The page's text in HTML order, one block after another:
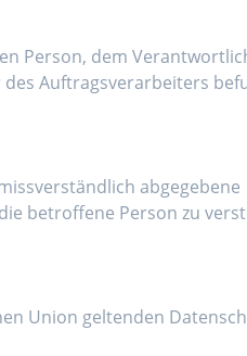
Person, dem
Auftragsverarbeiters
abgegebene
betroffene Person zu
Union geltenden